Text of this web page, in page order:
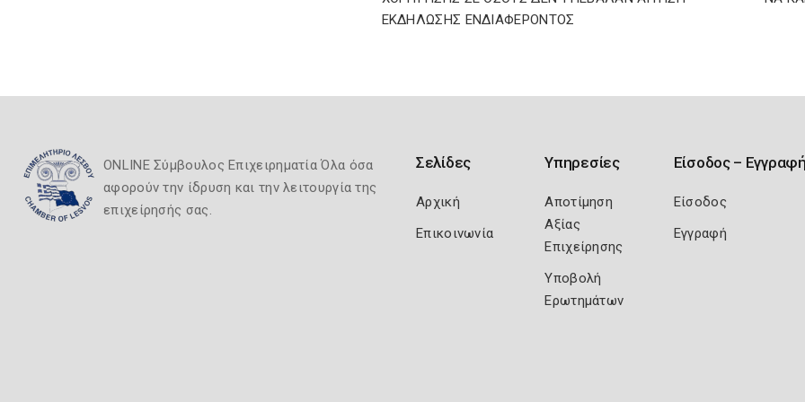
ΕΚΔΗΛΩΣΗΣ ΕΝΔΙΑΦΕΡΟΝΤΟΣ
ONLINE Σύμβουλος Επιχειρηματία Όλα όσα
αφορούν την ίδρυση και την λειτουργία της
επιχείρησής σας.
Σελίδες
Αρχική
Επικοινωνία
Υπηρεσίες
Αποτίμηση
Αξίας
Επιχείρησης
Υποβολή
Ερωτημάτων
Είσοδος –
Είσοδος
Εγγραφή